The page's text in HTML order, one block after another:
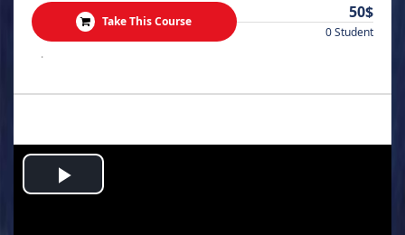
Take This Course 50$
0 Student
.
Play